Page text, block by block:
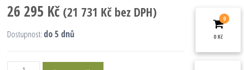
26 295 Kč (21 731 Kčbez DPH)
Dostupnost: do 5 dnů
0
0 Kč